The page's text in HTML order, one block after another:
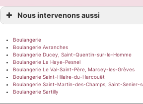
Nous intervenons aussi
Boulangerie
Boulangerie Avranches
Boulangerie Ducey, Saint-Quentin-sur-le-Homme
Boulangerie La Haye-Pesnel
Boulangerie Le Val-Saint-Père, Marcey-les-Grèves
Boulangerie Saint-Hilaire-du-Harcouët
Boulangerie Saint-Martin-des-Champs, Saint-Senier-
Boulangerie Sartilly